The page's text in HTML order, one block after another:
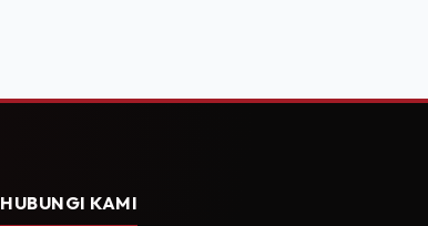
HUBUNGI KAMI